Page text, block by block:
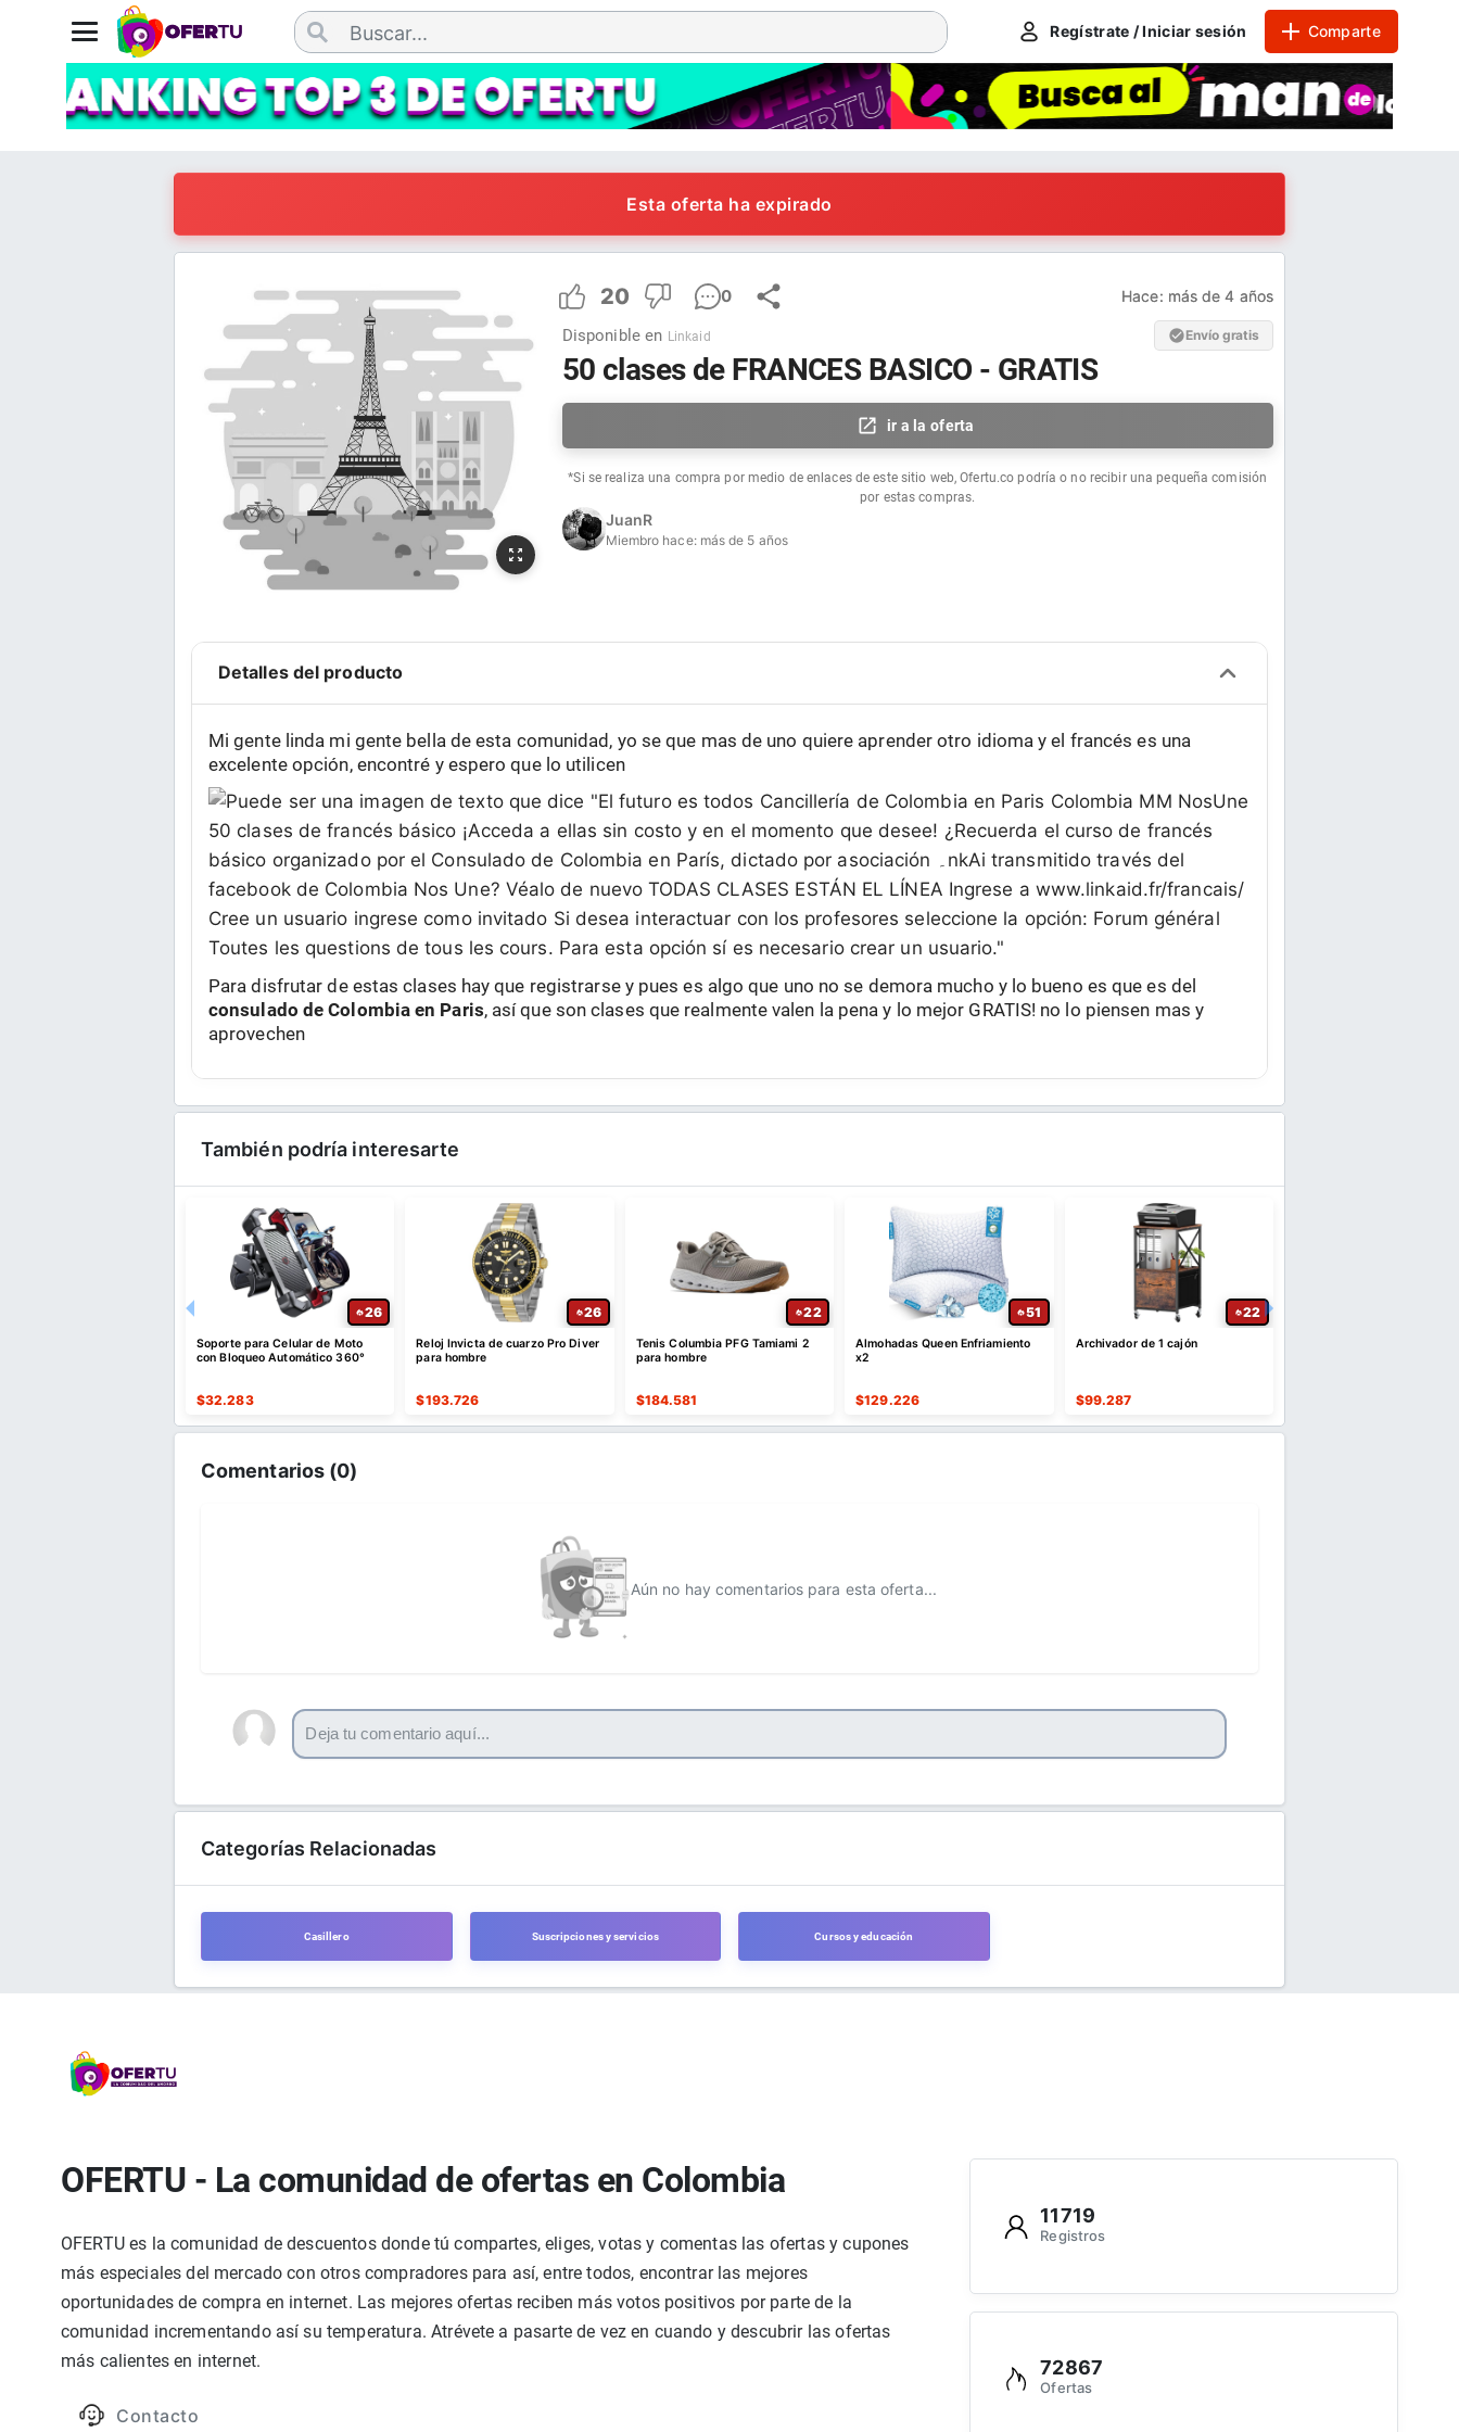
Regístrate / Iniciar sesión Comparte
Esta oferta ha expirado
20 0 Hace: más de 4 años
Disponible en Linkaid Envío gratis
50 clases de FRANCES BASICO - GRATIS
ir a la oferta
*Si se realiza una compra por medio de enlaces de este sitio web, Ofertu.co podría o no recibir una pequeña comisión
por estas compras.
JuanR
Miembro hace: más de 5 años
Detalles del producto
Mi gente linda mi gente bella de esta comunidad, yo se que mas de uno quiere aprender otro idioma y el francés es una
excelente opción, encontré y espero que lo utilicen
Para disfrutar de estas clases hay que registrarse y pues es algo que uno no se demora mucho y lo bueno es que es del
consulado de Colombia en Paris, así que son clases que realmente valen la pena y lo mejor GRATIS! no lo piensen mas y
aprovechen
También podría interesarte
26
Soporte para Celular de Moto
con Bloqueo Automático 360°
$32.283
26
Reloj Invicta de cuarzo Pro Diver
para hombre
$193.726
22
Tenis Columbia PFG Tamiami 2
para hombre
$184.581
51
Almohadas Queen Enfriamiento
x2
$129.226
22
Archivador de 1 cajón
$99.287
Comentarios (0)
Aún no hay comentarios para esta oferta...
Categorías Relacionadas
Casillero Suscripciones y servicios Cursos y educación
OFERTU - La comunidad de ofertas en Colombia
OFERTU es la comunidad de descuentos donde tú compartes, eliges, votas y comentas las ofertas y cupones
más especiales del mercado con otros compradores para así, entre todos, encontrar las mejores
oportunidades de compra en internet. Las mejores ofertas reciben más votos positivos por parte de la
comunidad incrementando así su temperatura. Atrévete a pasarte de vez en cuando y descubrir las ofertas
más calientes en internet.
Contacto
11719
Registros
72867
Ofertas